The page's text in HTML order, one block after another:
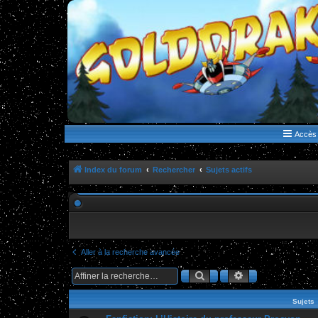
WWW.GOLDORAKGO.COM
le site de la Lune Rouge
Accès
Index du forum Rechercher Sujets actifs
Aller à la recherche avancée
RechercherRecherche
Sujets